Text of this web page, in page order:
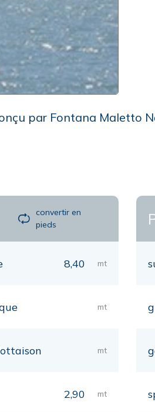
par Fontana Maletto
convertir en
pieds
8,40 mt
mt
mt
2,90 mt